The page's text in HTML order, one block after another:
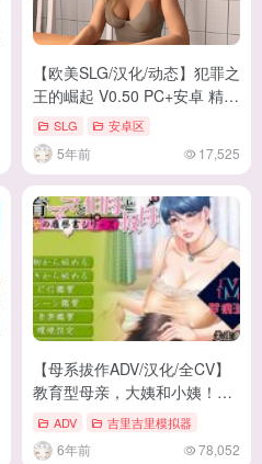
【欧美SLG/汉化/动态】犯罪之
王的崛起 V0.50 PC+安卓 精翻
汉化版【更新//2.5G】
SLG 安卓区
5年前 17,525
【母系拔作ADV/汉化/全CV】
教育型母亲，大姨和小姨！安
卓+PC 云汉化版 付CG包【新
汉化/2.9G】
ADV 吉里吉里模拟器
6年前 78,052